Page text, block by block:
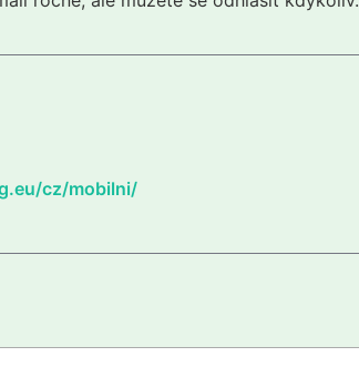
cz/mobilni/